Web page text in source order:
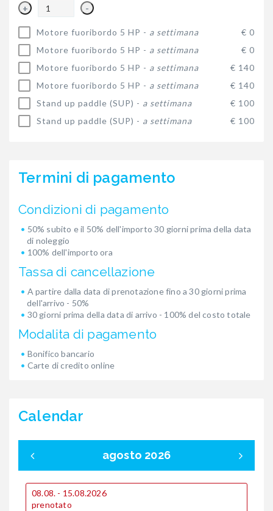
+ -
Motore fuoribordo 5 HP - a settimana
€ 0
Motore fuoribordo 5 HP - a settimana
€ 0
Motore fuoribordo 5 HP - a settimana
€ 140
Motore fuoribordo 5 HP - a settimana
€ 140
Stand up paddle (SUP) - a settimana
€ 100
Stand up paddle (SUP) - a settimana € 100
Termini di pagamento
Condizioni di pagamento
50% subito e il 50% dell'importo 30 giorni prima della data
di noleggio
100% dell'importo ora
Tassa di cancellazione
A partire dalla data di prenotazione fino a 30 giorni prima
dell'arrivo - 50%
30 giorni prima della data di arrivo - 100% del costo totale
Modalita di pagamento
Bonifico bancario
Carte di credito online
Calendar
agosto 2026
08.08. - 15.08.2026
prenotato